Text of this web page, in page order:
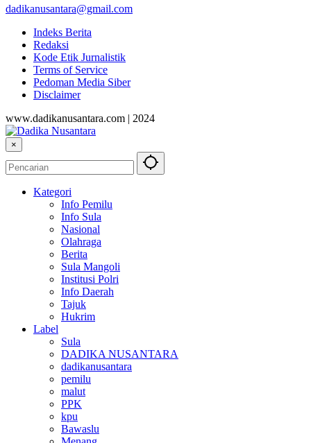
dadikanusantara@gmail.com
Indeks Berita
Redaksi
Kode Etik Jurnalistik
Terms of Service
Pedoman Media Siber
Disclaimer
www.dadikanusantara.com | 2024
×
Kategori
Info Pemilu
Info Sula
Nasional
Olahraga
Berita
Sula Mangoli
Institusi Polri
Info Daerah
Tajuk
Hukrim
Label
Sula
DADIKA NUSANTARA
dadikanusantara
pemilu
malut
PPK
kpu
Bawaslu